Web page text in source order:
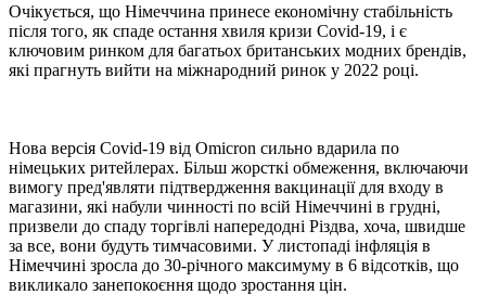
Очікується, що Німеччина принесе економічну стабільність
після того, як спаде остання хвиля кризи Covid-19, і є
ключовим ринком для багатьох британських модних брендів,
які прагнуть вийти на міжнародний ринок у 2022 році.
Нова версія Covid-19 від Omicron сильно вдарила по
німецьких ритейлерах. Більш жорсткі обмеження, включаючи
вимогу пред'являти підтвердження вакцинації для входу в
магазини, які набули чинності по всій Німеччині в грудні,
призвели до спаду торгівлі напередодні Різдва, хоча, швидше
за все, вони будуть тимчасовими. У листопаді інфляція в
Німеччині зросла до 30-річного максимуму в 6 відсотків, що
викликало занепокоєння щодо зростання цін.